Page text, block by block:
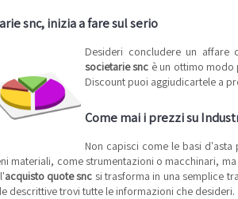
snc, inizia a fare sul serio
Desideri concludere un affare
societarie snc è un ottimo modo
Discount puoi aggiudicartele a
Come mai i prezzi su
Non capisci come le basi
materiali, come strumentazioni o macchinari,
acquisto quote snc si trasforma in una semplice
descrittive trovi tutte le informazioni che desideri.